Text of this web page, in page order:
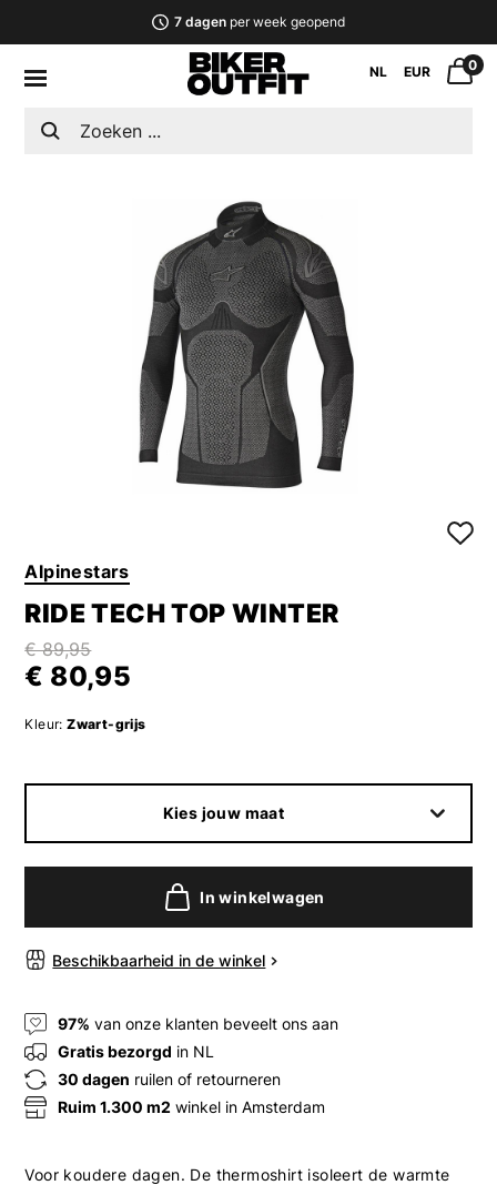
7 dagenper week geopend
NL EUR 0
Alpinestars
RIDE TECH TOP WINTER
€ 89,95
€ 80,95
Kleur: Zwart-grijs
Kies jouw maat
In winkelwagen
Beschikbaarheid in de winkel
97% van onze klanten beveelt ons aan
Gratis bezorgd in NL
30 dagen ruilen of retourneren
Ruim 1.300 m2 winkel in Amsterdam
Voor koudere dagen. De thermoshirt isoleert de warmte